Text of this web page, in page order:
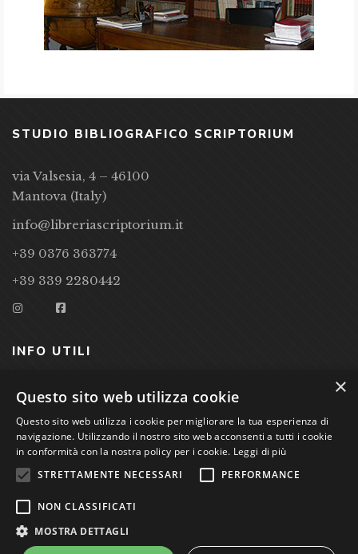
STUDIO BIBLIOGRAFICO SCRIPTORIUM
via Valsesia, 4 – 46100
Mantova (Italy)
info@libreriascriptorium.it
+39 0376 363774
+39 339 2280442
INFO UTILI
CONDIZIONI DI VENDITA
PRIVACY POLICY
COOKIE POLICY
Studio Bibliografico Scriptorium Dott.ssa Sara Bassi VAT
nr. 01744000207
×
Questo sito web utilizza cookie
Questo sito web utilizza i cookie per migliorare la tua esperienza di
navigazione. Utilizzando il nostro sito web acconsenti a tutti i cookie
in conformità con la nostra policy per i cookie. Leggi di più
STRETTAMENTE NECESSARI
PERFORMANCE
NON CLASSIFICATI
MOSTRA DETTAGLI